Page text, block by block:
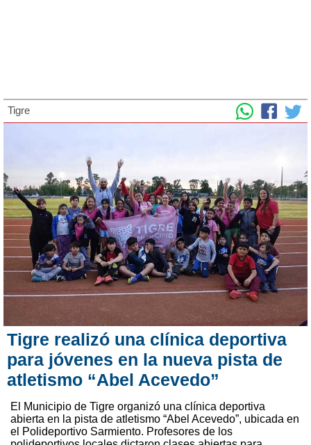
Tigre
Tigre realizó una clínica deportiva
para jóvenes en la nueva pista de
atletismo “Abel Acevedo”
El Municipio de Tigre organizó una clínica deportiva
abierta en la pista de atletismo “Abel Acevedo”, ubicada en
el Polideportivo Sarmiento. Profesores de los